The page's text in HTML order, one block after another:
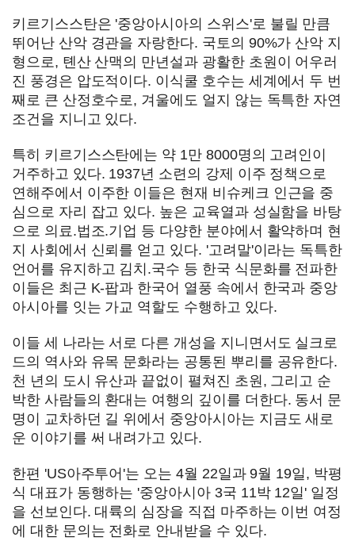
키르기스스탄은 '중앙아시아의 스위스'로 불릴 만큼
뛰어난 산악 경관을 자랑한다. 국토의 90%가 산악 지
형으로, 톈산 산맥의 만년설과 광활한 초원이 어우러
진 풍경은 압도적이다. 이식쿨 호수는 세계에서 두 번
째로 큰 산정호수로, 겨울에도 얼지 않는 독특한 자연
조건을 지니고 있다.
특히 키르기스스탄에는 약 1만 8000명의 고려인이
거주하고 있다. 1937년 소련의 강제 이주 정책으로
연해주에서 이주한 이들은 현재 비슈케크 인근을 중
심으로 자리 잡고 있다. 높은 교육열과 성실함을 바탕
으로 의료.법조.기업 등 다양한 분야에서 활약하며 현
지 사회에서 신뢰를 얻고 있다. '고려말'이라는 독특한
언어를 유지하고 김치.국수 등 한국 식문화를 전파한
이들은 최근 K-팝과 한국어 열풍 속에서 한국과 중앙
아시아를 잇는 가교 역할도 수행하고 있다.
이들 세 나라는 서로 다른 개성을 지니면서도 실크로
드의 역사와 유목 문화라는 공통된 뿌리를 공유한다.
천 년의 도시 유산과 끝없이 펼쳐진 초원, 그리고 순
박한 사람들의 환대는 여행의 깊이를 더한다. 동서 문
명이 교차하던 길 위에서 중앙아시아는 지금도 새로
운 이야기를 써 내려가고 있다.
한편 'US아주투어'는 오는 4월 22일과 9월 19일, 박평
식 대표가 동행하는 '중앙아시아 3국 11박 12일' 일정
을 선보인다. 대륙의 심장을 직접 마주하는 이번 여정
에 대한 문의는 전화로 안내받을 수 있다.